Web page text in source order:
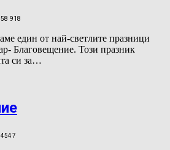
8 918
един от най-светлите празници
Благовещение. Този празник
си за…
547